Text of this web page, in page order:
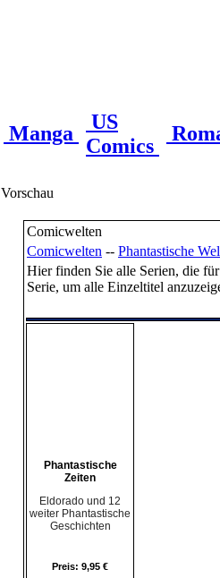
Manga
US
Comics
Vorschau
Comicwelten
Comicwelten -- Phantastische
Hier finden Sie alle Serien, die
Serie, um alle Einzeltitel
Phantastische
Zeiten
Eldorado und 12
weiter Phantastische
Geschichten
Preis: 9,95 €